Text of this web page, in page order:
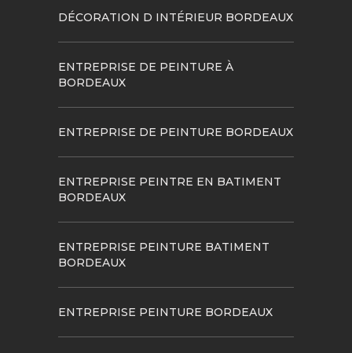
DÉCORATION D INTÉRIEUR BORDEAUX
ENTREPRISE DE PEINTURE À
BORDEAUX
ENTREPRISE DE PEINTURE BORDEAUX
ENTREPRISE PEINTRE EN BATIMENT
BORDEAUX
ENTREPRISE PEINTURE BATIMENT
BORDEAUX
ENTREPRISE PEINTURE BORDEAUX